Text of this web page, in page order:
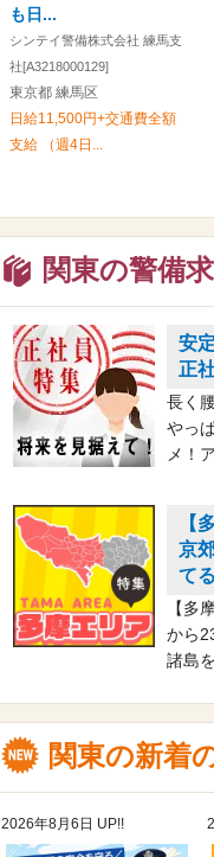
も日...
シンテイ警備株式会社 練馬支
社[A3218000129]
東京都 練馬区
日給11,500円+交通費全額
支給 （週4日...
関東の警備
安
正
長く
やっ
メ！
【
京
て
【多
から
諸島
関東の新着
2026年8月6日 UP!!